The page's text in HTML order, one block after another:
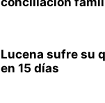
Lucena sufre su
en 15 días